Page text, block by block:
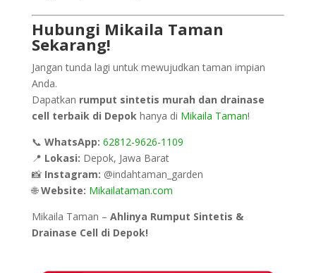
Hubungi Mikaila Taman
Sekarang!
Jangan tunda lagi untuk mewujudkan taman impian
Anda.
Dapatkan rumput sintetis murah dan drainase
cell terbaik di Depokhanya di Mikaila Taman!
📞 WhatsApp: 62812-9626-1109
📍 Lokasi: Depok, Jawa Barat
📸 Instagram: @indahtaman_garden
🌐Website: Mikailataman.com
Mikaila Taman – Ahlinya Rumput Sintetis &
Drainase Cell di Depok!